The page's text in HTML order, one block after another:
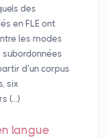
des
en FLE ont
les modes
d’un corpus
six
(…)
langue